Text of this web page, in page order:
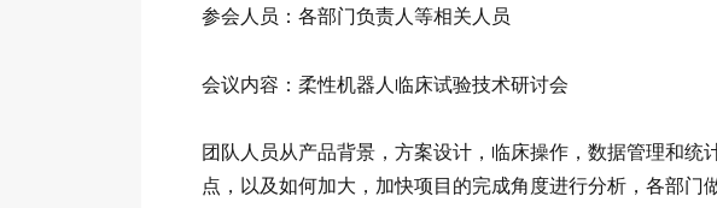
参会人员：各部门负责人等相关人员
会议内容：柔性机器人临床试验技术研讨会
团队人员从产品背景，方案设计，临床操作，数据管理和统
点，以及如何加大，加快项目的完成角度进行分析，各部门